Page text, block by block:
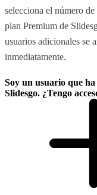
selecciona el número
plan Premium de
usuarios adicionales se
inmediatamente.
Soy un usuario que
Slidesgo. ¿Tengo